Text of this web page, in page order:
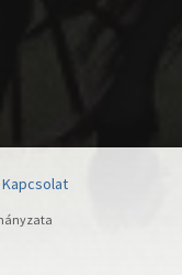
Kapcsolat